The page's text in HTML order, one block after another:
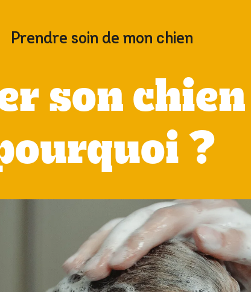
Prendre soin de mon chien
son
?